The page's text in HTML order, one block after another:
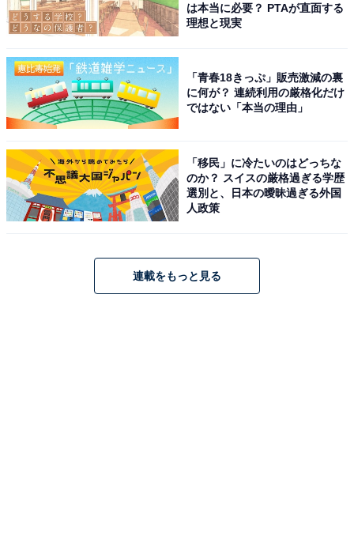
は本当に必要？ PTAが直面する
理想と現実
「青春18きっぷ」販売激減の裏
に何が？ 連続利用の厳格化だけ
ではない「本当の理由」
「移民」に冷たいのはどっちな
のか？ スイスの厳格過ぎる学歴
選別と、日本の曖昧過ぎる外国
人政策
連載をもっと見る